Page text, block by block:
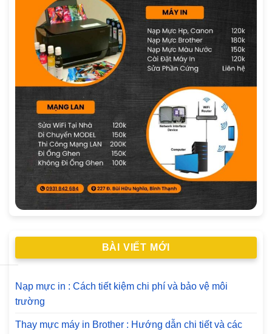
BÀI VIẾT MỚI
Nạp mực in : Cách tiết kiệm chi phí và bảo vệ môi
trường
Thay mực máy in Brother : Hướng dẫn chi tiết và các